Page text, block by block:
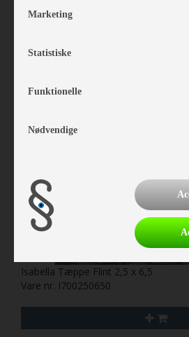
Isabella Tæppe Flint 2,5 x 6,5
Vare nr. I700250650
Marketing
Statistiske
Funktionelle
Nødvendige